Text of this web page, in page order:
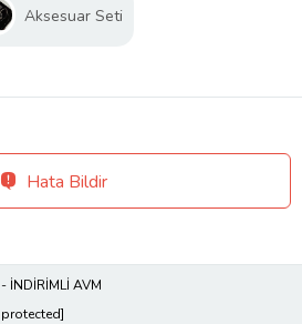
Aksesuar Seti
Hata Bildir
İNDİRİMLİ AVM